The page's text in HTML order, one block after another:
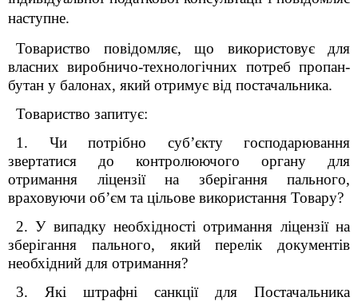
наступне.
Товариство повідомляє, що використовує для
власних виробничо-технологічних потреб пропан-
бутан у балонах, який отримує від постачальника.
Товариство запитує:
1. Чи потрібно суб’єкту господарювання
звертатися до контролюючого органу для
отримання ліцензії на зберігання пального,
враховуючи об’єм та цільове використання Товару?
2. У випадку необхідності отримання ліцензії на
зберігання пального, який перелік документів
необхідний для отримання?
3. Які штрафні санкції для Постачальника